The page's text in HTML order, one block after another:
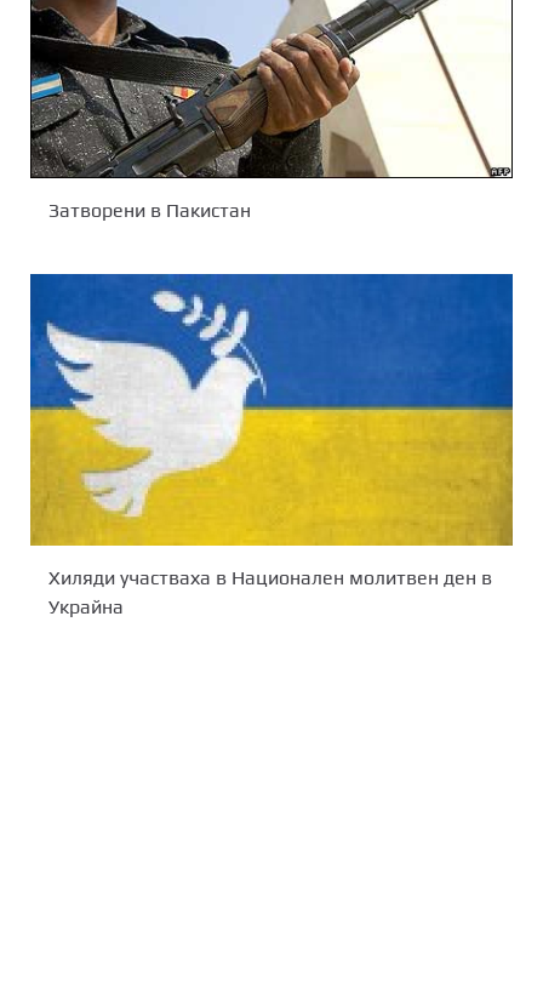
Затворени в Пакистан
Хиляди участваха в Национален молитвен ден в
Украйна